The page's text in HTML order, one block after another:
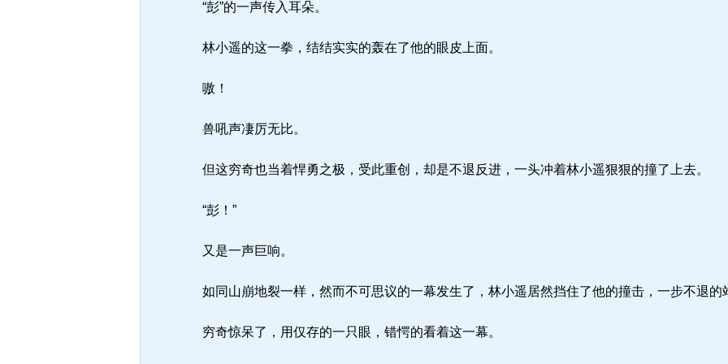
“彭”的一声传入耳朵。
林小遥的这一拳，结结实实的轰在了他的眼皮上面。
嗷！
兽吼声凄厉无比。
但这穷奇也当着悍勇之极，受此重创，却是不退反进，一头冲着林小遥狠狠的撞了上去。
“彭！”
又是一声巨响。
如同山崩地裂一样，然而不可思议的一幕发生了，林小遥居然挡住了他的撞击，一步不退的
穷奇惊呆了，用仅存的一只眼，错愕的看着这一幕。